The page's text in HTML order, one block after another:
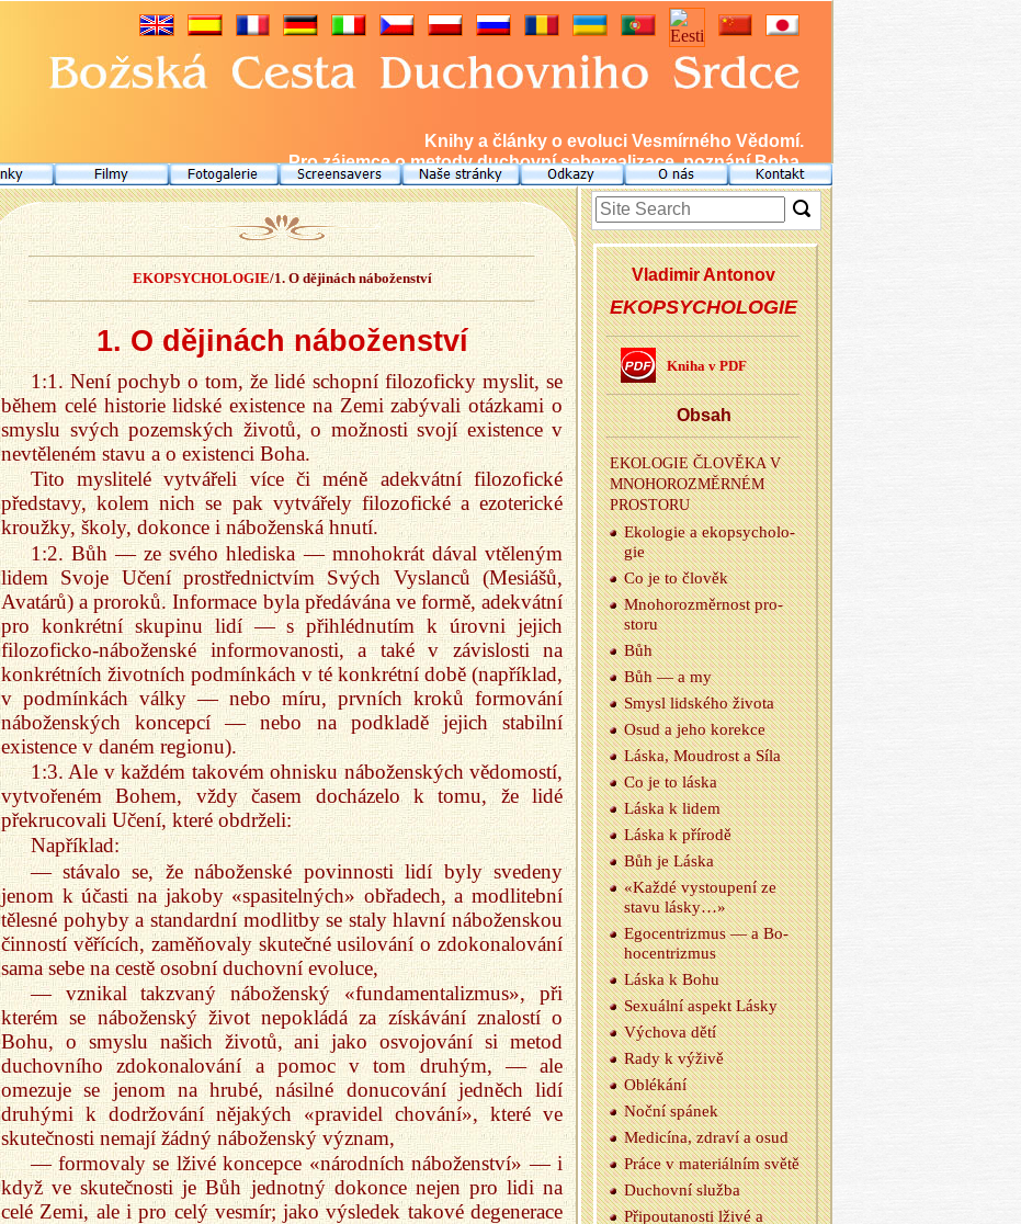
Knihy a články o evoluci Vesmírného Vědomí.
Pro zájemce o metody duchovní seberealizace, poznání Boha.
EKOPSYCHOLOGIE/1. O dějinách náboženství
1. O dějinách náboženství
1:1. Není pochyb o tom, že lidé schopní filozoficky myslit, se
během celé historie lidské existence na Zemi zabývali otázkami o
smyslu svých pozemských životů, o možnosti svojí existence v
nevtěleném stavu a o existenci Boha.
Tito myslitelé vytvářeli více či méně adekvátní filozofické
představy, kolem nich se pak vytvářely filozofické a ezoterické
kroužky, školy, dokonce i náboženská hnutí.
1:2. Bůh — ze svého hlediska — mnohokrát dával vtěleným
lidem Svoje Učení prostřednictvím Svých Vyslanců (Mesiášů,
Avatárů) a proroků. Informace byla předávána ve formě, adekvátní
pro konkrétní skupinu lidí — s přihlédnutím k úrovni jejich
filozoficko-náboženské informovanosti, a také v závislosti na
konkrétních životních podmínkách v té konkrétní době (například,
v podmínkách války — nebo míru, prvních kroků formování
náboženských koncepcí — nebo na podkladě jejich stabilní
existence v daném regionu).
1:3. Ale v každém takovém ohnisku náboženských vědomostí,
vytvořeném Bohem, vždy časem docházelo k tomu, že lidé
překrucovali Učení, které obdrželi:
Například:
— stávalo se, že náboženské povinnosti lidí byly svedeny
jenom k účasti na jakoby «spasitelných» obřadech, a modlitební
tělesné pohyby a standardní modlitby se staly hlavní náboženskou
činností věřících, zaměňovaly skutečné usilování o zdokonalování
sama sebe na cestě osobní duchovní evoluce,
— vznikal takzvaný náboženský «fundamentalizmus», při
kterém se náboženský život nepokládá za získávání znalostí o
Bohu, o smyslu našich životů, ani jako osvojování si metod
duchovního zdokonalování a pomoc v tom druhým, — ale
omezuje se jenom na hrubé, násilné donucování jedněch lidí
druhými k dodržování nějakých «pravidel chování», které ve
skutečnosti nemají žádný náboženský význam,
— formovaly se lživé koncepce «národních náboženství» — i
když ve skutečnosti je Bůh jednotný dokonce nejen pro lidi na
celé Zemi, ale i pro celý vesmír; jako výsledek takové degenerace
Vla­di­mir An­to­nov
EKOPSYCHOLOGIE
Kniha v PDF
Obsah
EKO­LO­GIE ČLO­VĚ­KA V
MNO­HO­ROZ­MĚR­NÉM
PRO­STO­RU
Eko­lo­gie a ekopsy­cho­lo­
gie
Co je to člo­věk
Mno­ho­roz­měr­nost pro­
sto­ru
Bůh
Bůh — a my
Smysl lid­ské­ho ži­vo­ta
Osud a jeho ko­rek­ce
Láska, Moud­rost a Síla
Co je to láska
Láska k lidem
Láska k pří­ro­dě
Bůh je Láska
«Každé vy­stou­pe­ní ze
stavu lásky…»
Ego­cen­t­rizmus — a Bo­
ho­cen­t­rizmus
Láska k Bohu
Se­xu­ál­ní aspekt Lásky
Vý­cho­va dětí
Rady k vý­ži­vě
Ob­lé­ká­ní
Noční spá­nek
Me­di­cí­na, zdra­ví a osud
Práce v ma­te­ri­ál­ním světě
Du­chov­ní služ­ba
Při­pou­ta­nos­ti lživé a